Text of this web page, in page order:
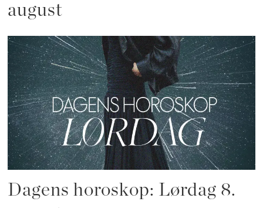
august
Dagens horoskop: Lørdag 8.